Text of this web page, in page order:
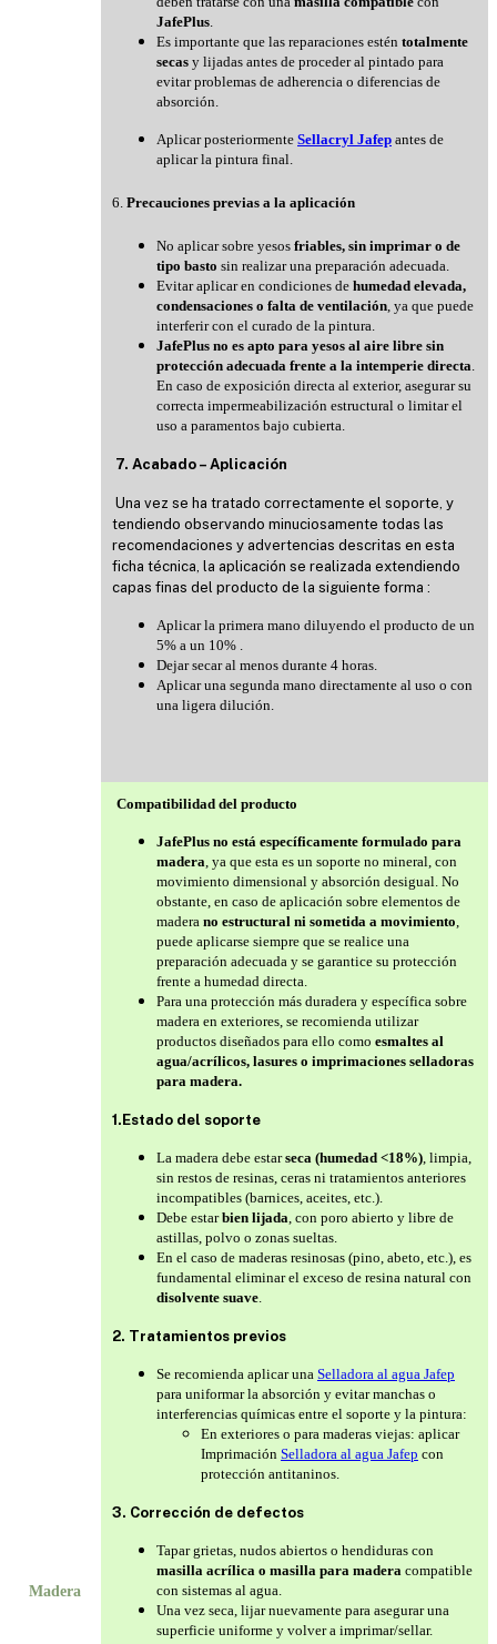
JafePlus
Es importante que las reparaciones estén totalmente
secas y lijadas antes de proceder al pintado para
evitar problemas de adherencia o diferencias de
absorción.
Aplicar posteriormente Sellacryl Jafep antes de
aplicar la pintura final.
6. Precauciones previas a la aplicación
No aplicar sobre yesos friables, sin imprimar o de
tipo basto sin realizar una preparación adecuada.
Evitar aplicar en condiciones de humedad elevada,
condensaciones o falta de ventilación, ya que puede
interferir con el curado de la pintura.
JafePlus no es apto para yesos al aire libre sin
protección adecuada frente a la intemperie directa.
En caso de exposición directa al exterior, asegurar su
correcta impermeabilización estructural o limitar el
uso a paramentos bajo cubierta.
7. Acabado – Aplicación
Una vez se ha tratado correctamente el soporte, y
tendiendo observando minuciosamente todas las
recomendaciones y advertencias descritas en esta
ficha técnica, la aplicación se realizada extendiendo
capas finas del producto de la siguiente forma :
Aplicar la primera mano diluyendo el producto de un
5% a un 10% .
Dejar secar al menos durante 4 horas.
Aplicar una segunda mano directamente al uso o con
una ligera dilución.
Madera
Compatibilidad del producto
JafePlus no está específicamente formulado para
madera , ya que esta es un soporte no mineral, con
movimiento dimensional y absorción desigual. No
obstante, en caso de aplicación sobre elementos de
madera no estructural ni sometida a movimiento
puede aplicarse siempre que se realice una
preparación adecuada y se garantice su protección
frente a humedad directa.
Para una protección más duradera y específica sobre
madera en exteriores, se recomienda utilizar
productos diseñados para ello como esmaltes al
agua/acrílicos, lasures o imprimaciones selladoras
para madera.
1.Estado del soporte
La madera debe estarseca (humedad <18%) , limpia,
sin restos de resinas, ceras ni tratamientos anteriores
incompatibles (barnices, aceites, etc.).
Debe estarbien lijada , con poro abierto y libre de
astillas, polvo o zonas sueltas.
En el caso de maderas resinosas (pino, abeto, etc.), es
fundamental eliminar el exceso de resina natural con
disolvente suave
2. Tratamientos previos
Se recomienda aplicar una Selladora al agua Jafep
para uniformar la absorción y evitar manchas o
interferencias químicas entre el soporte y la pintura:
En exteriores o para maderas viejas: aplicar
Imprimación Selladora al agua Jafep con
protección antitaninos.
3. Corrección de defectos
Tapar grietas, nudos abiertos o hendiduras con
masilla acrílica o masilla para madera compatible
con sistemas al agua.
Una vez seca, lijar nuevamente para asegurar una
superficie uniforme y volver a imprimar/sellar.